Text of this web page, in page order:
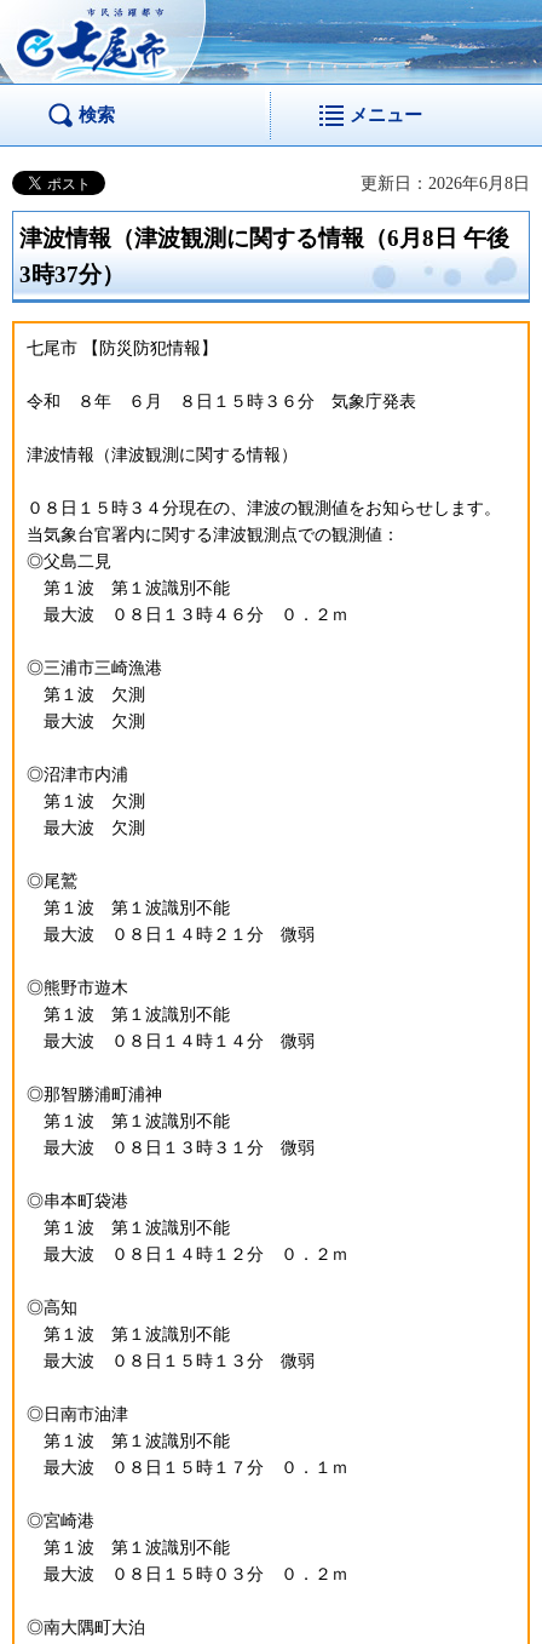
市民活躍都市 七尾
市
検索 メニュー
更新日：2026年6月8日
津波情報（津波観測に関する情報（6月8日 午後
3時37分）
七尾市 【防災防犯情報】
令和 ８年 ６月 ８日１５時３６分 気象庁発表
津波情報（津波観測に関する情報）
０８日１５時３４分現在の、津波の観測値をお知らせします。
当気象台官署内に関する津波観測点での観測値：
◎父島二見
第１波 第１波識別不能
最大波 ０８日１３時４６分 ０．２ｍ
◎三浦市三崎漁港
第１波 欠測
最大波 欠測
◎沼津市内浦
第１波 欠測
最大波 欠測
◎尾鷲
第１波 第１波識別不能
最大波 ０８日１４時２１分 微弱
◎熊野市遊木
第１波 第１波識別不能
最大波 ０８日１４時１４分 微弱
◎那智勝浦町浦神
第１波 第１波識別不能
最大波 ０８日１３時３１分 微弱
◎串本町袋港
第１波 第１波識別不能
最大波 ０８日１４時１２分 ０．２ｍ
◎高知
第１波 第１波識別不能
最大波 ０８日１５時１３分 微弱
◎日南市油津
第１波 第１波識別不能
最大波 ０８日１５時１７分 ０．１ｍ
◎宮崎港
第１波 第１波識別不能
最大波 ０８日１５時０３分 ０．２ｍ
◎南大隅町大泊